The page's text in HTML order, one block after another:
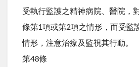
受執行監護之精神病院、醫院，
條第1項或第2項之情形，而受監
情形，注意治療及監視其行動。
第48條